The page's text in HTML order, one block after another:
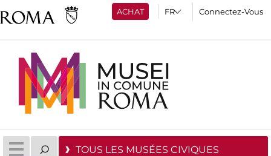
ACHAT Connectez-Vous
TOUS LES MUSÉES CIVIQUES